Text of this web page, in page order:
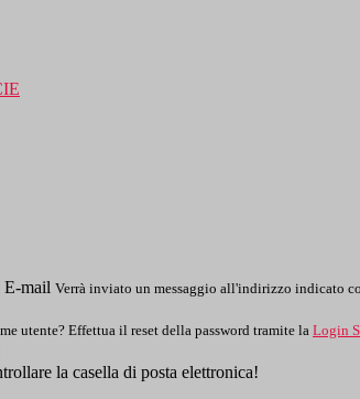
E-mail Verrà inviato un messaggio all'indirizzo indicato
utente? Effettua il reset della password tramite la Login
la casella di posta elettronica!